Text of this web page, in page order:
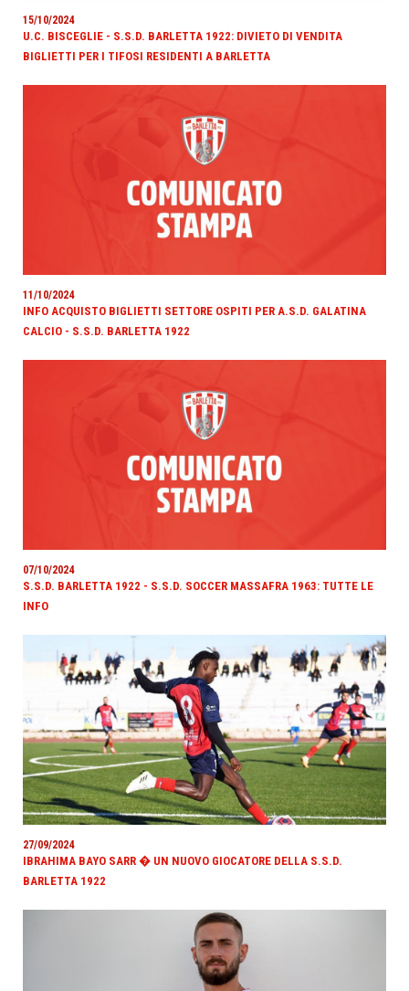
15/10/2024
U.C. BISCEGLIE - S.S.D. BARLETTA 1922: DIVIETO DI VENDITA
BIGLIETTI PER I TIFOSI RESIDENTI A BARLETTA
11/10/2024
INFO ACQUISTO BIGLIETTI SETTORE OSPITI PER A.S.D. GALATINA
CALCIO - S.S.D. BARLETTA 1922
07/10/2024
S.S.D. BARLETTA 1922 - S.S.D. SOCCER MASSAFRA 1963: TUTTE LE
INFO
27/09/2024
IBRAHIMA BAYO SARR � UN NUOVO GIOCATORE DELLA S.S.D.
BARLETTA 1922